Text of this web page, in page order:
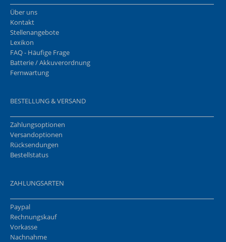
Über uns
Kontakt
Stellenangebote
Lexikon
FAQ - Häufige Frage
Batterie / Akkuverordnung
Fernwartung
BESTELLUNG & VERSAND
Zahlungsoptionen
Versandoptionen
Rücksendungen
Bestellstatus
ZAHLUNGSARTEN
Paypal
Rechnungskauf
Vorkasse
Nachnahme